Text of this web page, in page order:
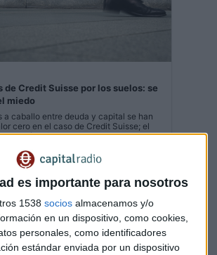
es importante para nosotros
1538 socios almacenamos y/o
en un dispositivo, como cookies,
personales, como identificadores
estándar enviada por un dispositivo
de Credit Suisse por los suelos: se
miedo
a caballo entre deuda y capital se han
cero en el caso de Credit Suisse; el
sería diferente para bancos eurozona
/ 2023-03-21
de análisis de datos, se
de Valores de Abu Dhabi tras cerrar
por cerca de 500 millones de dólares
136 veces mayor.